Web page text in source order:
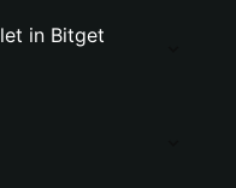
in Bitget